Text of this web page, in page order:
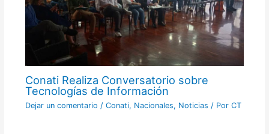
Conati Realiza Conversatorio sobre
Tecnologías de Información
Dejar un comentario / Conati, Nacionales, Noticias / Por CT